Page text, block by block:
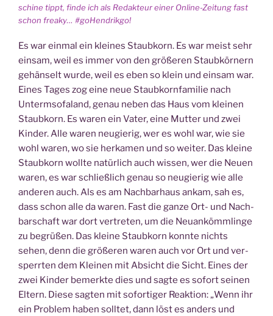
schi­ne tippt, fin­de ich als Redak­teur einer Online-Zei­tung fast
schon fre­aky… #goHen­drik­go!
Es war ein­mal ein klei­nes Staub­korn. Es war meist sehr
ein­sam, weil es immer von den grö­ße­ren Staub­kör­nern
gehän­selt wur­de, weil es eben so klein und ein­sam war.
Eines Tages zog eine neue Staub­korn­fa­mi­lie nach
Unterm­so­fa­land, genau neben das Haus vom klei­nen
Staub­korn. Es waren ein Vater, eine Mut­ter und zwei
Kin­der. Alle waren neu­gie­rig, wer es wohl war, wie sie
wohl waren, wo sie her­ka­men und so wei­ter. Das klei­ne
Staub­korn woll­te natür­lich auch wis­sen, wer die Neu­en
waren, es war schließ­lich genau so neu­gie­rig wie alle
ande­ren auch. Als es am Nach­bar­haus ankam, sah es,
dass schon alle da waren. Fast die gan­ze Ort- und Nach­
bar­schaft war dort ver­tre­ten, um die Neu­an­kömm­lin­ge
zu begrü­ßen. Das klei­ne Staub­korn konn­te nichts
sehen, denn die grö­ße­ren waren auch vor Ort und ver­
sperr­ten dem Klei­nen mit Absicht die Sicht. Eines der
zwei Kin­der bemerk­te dies und sag­te es sofort sei­nen
Eltern. Die­se sag­ten mit sofor­ti­ger Reak­ti­on: „Wenn ihr
ein Pro­blem haben soll­tet, dann löst es anders und